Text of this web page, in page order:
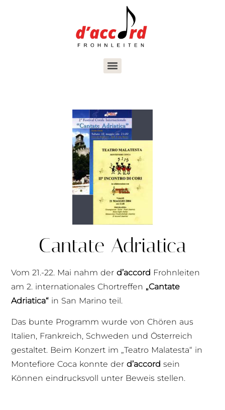
Cantate Adriatica
Vom 21.-22. Mai nahm derd’accord Frohnleiten
am 2. internationales Chortreffen „Cantate
Adriatica“ in San Marino teil.
Das bunte Programm wurde von Chören aus
Italien, Frankreich, Schweden und Österreich
gestaltet. Beim Konzert im „Teatro Malatesta“ in
Montefiore Coca konnte derd’accord sein
Können eindrucksvoll unter Beweis stellen.